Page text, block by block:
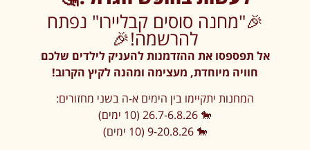
🎉"מחנה סוסים קבליירו" נפתח
להרשמה!🎉
אל תפספסו את ההזדמנות להעניק לילדים שלכם
חוויה מיוחדת, מעצימה ומהנה לקיץ הקרוב!
המחנות יתקיימו בין הימים א-ה בשני מחזורים:
🐎 26.7-6.8.26 (10 ימים)
🐎 9-20.8.26 (10 ימים)